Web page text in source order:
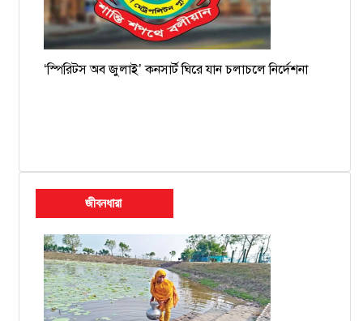
‘স্পিরিটস অব জুলাই’ কনসার্ট ঘিরে যান চলাচলে নির্দেশনা
জীবনধারা